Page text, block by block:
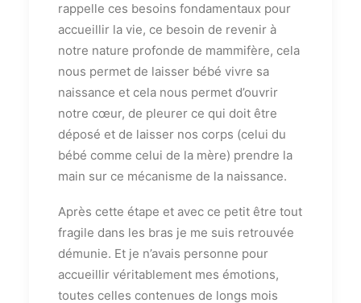
rappelle ces besoins fondamentaux pour
accueillir la vie, ce besoin de revenir à
notre nature profonde de mammifère, cela
nous permet de laisser bébé vivre sa
naissance et cela nous permet d’ouvrir
notre cœur, de pleurer ce qui doit être
déposé et de laisser nos corps (celui du
bébé comme celui de la mère) prendre la
main sur ce mécanisme de la naissance.
Après cette étape et avec ce petit être tout
fragile dans les bras je me suis retrouvée
démunie. Et je n’avais personne pour
accueillir véritablement mes émotions,
toutes celles contenues de longs mois